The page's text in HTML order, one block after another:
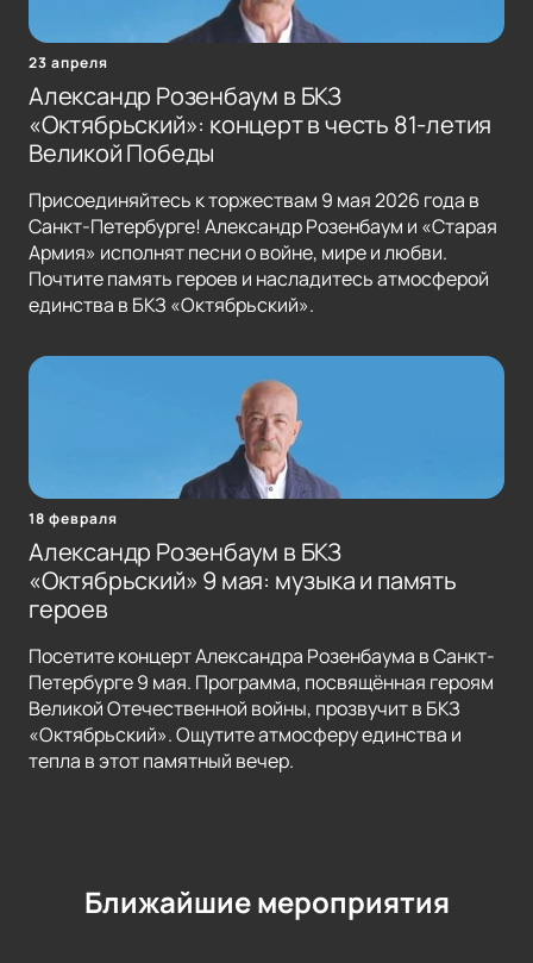
23 апреля
Александр Розенбаум в БКЗ
«Октябрьский»: концерт в честь 81-летия
Великой Победы
Присоединяйтесь к торжествам 9 мая 2026 года в
Санкт-Петербурге! Александр Розенбаум и «Старая
Армия» исполнят песни о войне, мире и любви.
Почтите память героев и насладитесь атмосферой
единства в БКЗ «Октябрьский».
18 февраля
Александр Розенбаум в БКЗ
«Октябрьский» 9 мая: музыка и память
героев
Посетите концерт Александра Розенбаума в Санкт-
Петербурге 9 мая. Программа, посвящённая героям
Великой Отечественной войны, прозвучит в БКЗ
«Октябрьский». Ощутите атмосферу единства и
тепла в этот памятный вечер.
Ближайшие мероприятия